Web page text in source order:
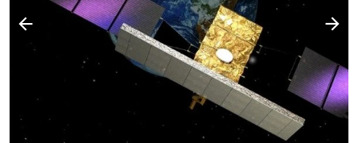
Poprzedni slajd
Następny slajd